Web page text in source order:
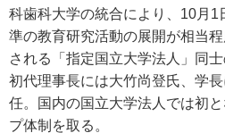
科歯科大学の統合により、10月1
準の教育研究活動の展開が相当
される「指定国立大学法人」同
初代理事長には大竹尚登氏、学
任。国内の国立大学法人では初
プ体制を取る。